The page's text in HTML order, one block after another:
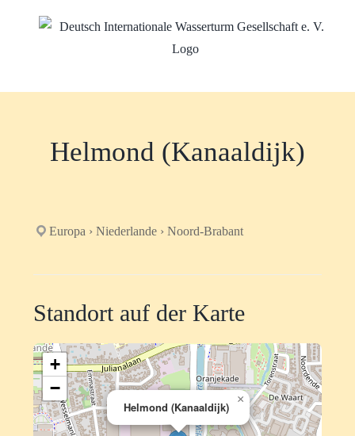
Helmond (Kanaaldijk)
Europa › Niederlande › Noord-Brabant
Standort auf der Karte
Helmond (Kanaaldijk)
×
+
−